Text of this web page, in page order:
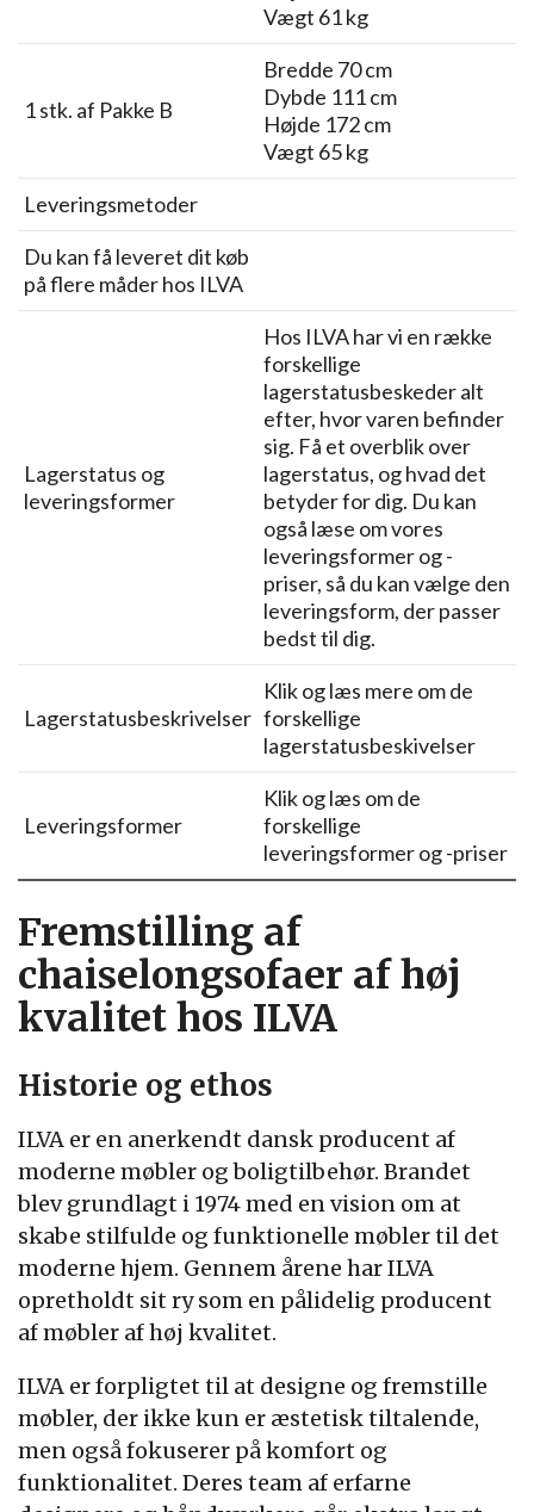
Vægt 61 kg
1 stk. af Pakke B
Bredde 70 cm
Dybde 111 cm
Højde 172 cm
Vægt 65 kg
Leveringsmetoder
Du kan få leveret dit køb
på flere måder hos ILVA
Lagerstatus og
leveringsformer
Hos ILVA har vi en række
forskellige
lagerstatusbeskeder alt
efter, hvor varen befinder
sig. Få et overblik over
lagerstatus, og hvad det
betyder for dig. Du kan
også læse om vores
leveringsformer og -
priser, så du kan vælge den
leveringsform, der passer
bedst til dig.
Lagerstatusbeskrivelser
Klik og læs mere om de
forskellige
lagerstatusbeskivelser
Leveringsformer
Klik og læs om de
forskellige
leveringsformer og -priser
Fremstilling af
chaiselongsofaer af høj
kvalitet hos ILVA
Historie og ethos
ILVA er en anerkendt dansk producent af
moderne møbler og boligtilbehør. Brandet
blev grundlagt i 1974 med en vision om at
skabe stilfulde og funktionelle møbler til det
moderne hjem. Gennem årene har ILVA
opretholdt sit ry som en pålidelig producent
af møbler af høj kvalitet.
ILVA er forpligtet til at designe og fremstille
møbler, der ikke kun er æstetisk tiltalende,
men også fokuserer på komfort og
funktionalitet. Deres team af erfarne